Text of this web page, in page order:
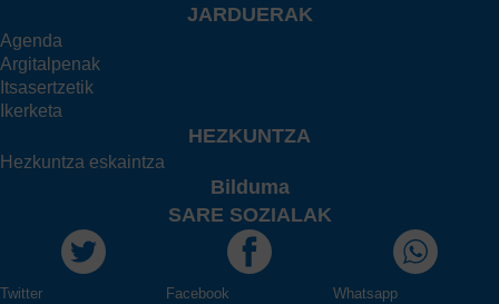
JARDUERAK
Agenda
Argitalpenak
Itsasertzetik
Ikerketa
HEZKUNTZA
Hezkuntza eskaintza
Bilduma
SARE SOZIALAK
Twitter Facebook Whatsapp